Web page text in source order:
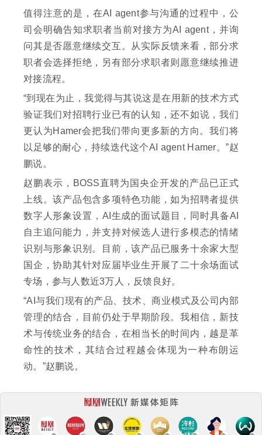
值得注意的是，在AI agent参与沟通的过程中，公
司会明确告知求职者当前对接方为AI agent，并询
问其是否愿意继续交互。从实际反馈来看，部分求
职者会选择拒绝，另有部分求职者则愿意继续推进
对接流程。
“到现在为止，我觉得与其说这是在用新的技术方式
验证我们对招聘行业已有的认知，还不如说，我们
更认为Hamer会把我们带向更多新的方向。我们将
以足够的耐心，持续迭代这个AI agent Hamer。”赵
鹏说。
赵鹏表示，BOSS直聘为国央企开发的产品已正式
上线。该产品包含多项特色功能，如为招聘者提供
数字人形象设置，AI生成的面试题目，同时具备AI
自主追问能力，并支持对候选人进行多模态的情绪
识别与形象识别。目前，该产品已服务十余家大型
国企，协助其针对应届毕业生开展了二十余场面试
专场，参与人数近3万人，反馈良好。
“AI与我们现有的产品、技术、商业模式及公司内部
管理的结合，目前仍处于早期阶段。我相信，新技
术与传统业务的结合，在相当长的时间内，越是革
命性的技术，其结合过程越会体现为一种布朗运
动。”赵鹏说。